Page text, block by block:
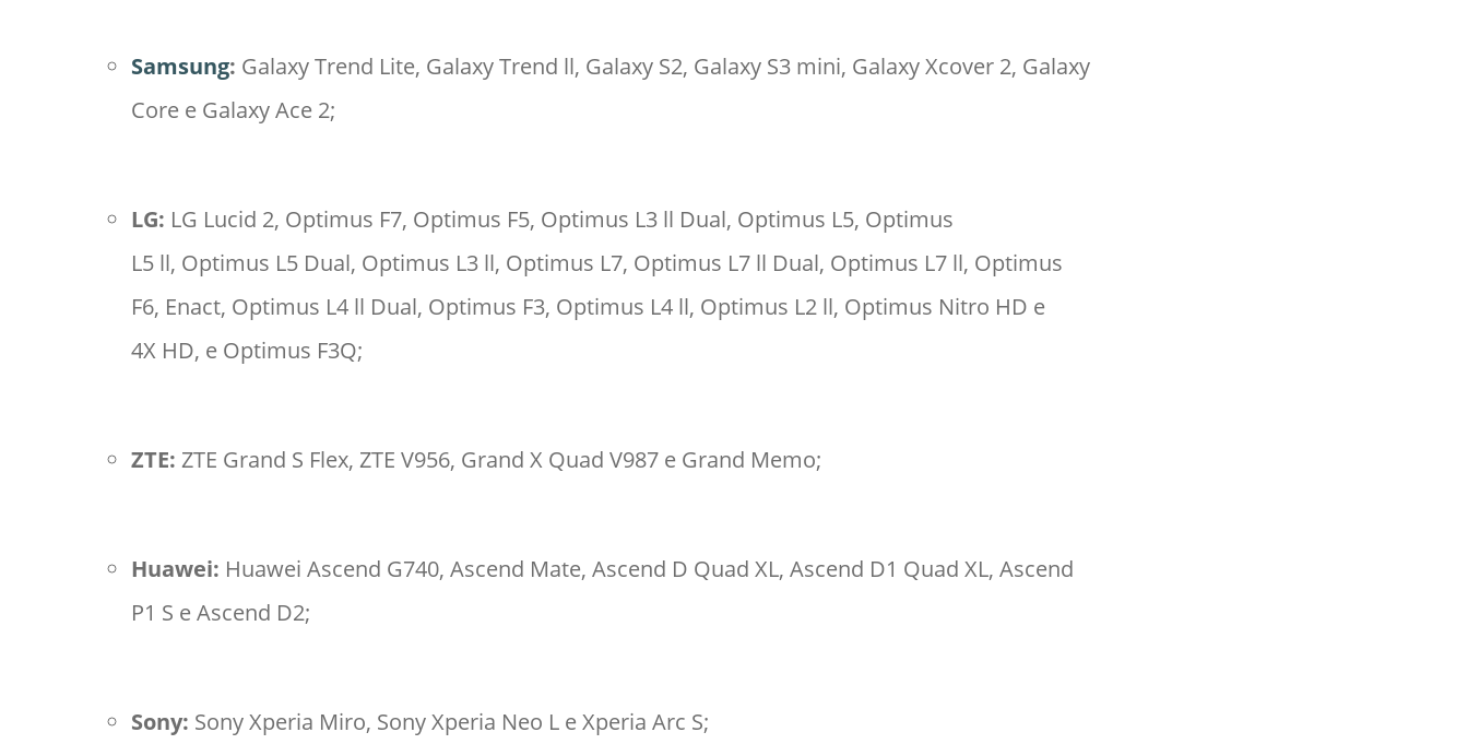
Samsung: Galaxy Trend Lite, Galaxy Trend ll, Galaxy S2, Galaxy S3 mini, Galaxy Xcover 2, Galaxy
Core e Galaxy Ace 2;
LG: LG Lucid 2, Optimus F7, Optimus F5, Optimus L3 ll Dual, Optimus L5, Optimus
L5 ll, Optimus L5 Dual, Optimus L3 ll, Optimus L7, Optimus L7 ll Dual, Optimus L7 ll, Optimus
F6, Enact, Optimus L4 ll Dual, Optimus F3, Optimus L4 ll, Optimus L2 ll, Optimus Nitro HD e
4X HD, e Optimus F3Q;
ZTE: ZTE Grand S Flex, ZTE V956, Grand X Quad V987 e Grand Memo;
Huawei: Huawei Ascend G740, Ascend Mate, Ascend D Quad XL, Ascend D1 Quad XL, Ascend
P1 S e Ascend D2;
Sony: Sony Xperia Miro, Sony Xperia Neo L e Xperia Arc S;